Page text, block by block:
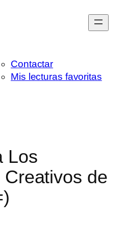
Contactar
Mis lecturas favoritas
Los
de